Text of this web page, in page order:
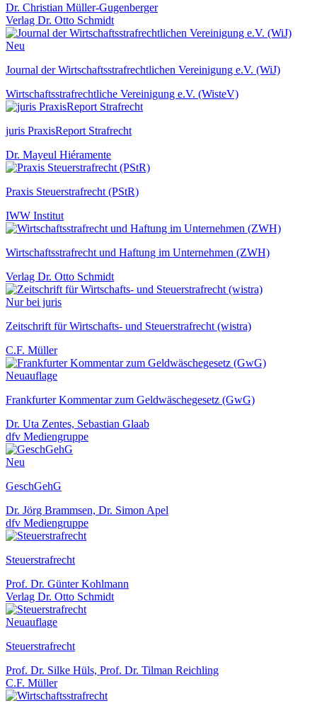
Dr. Christian Müller-Gugenberger
Verlag Dr. Otto Schmidt
Neu
Journal der Wirtschaftsstrafrechtlichen Vereinigung e.V. (WiJ)
Wirtschaftsstrafrechtliche Vereinigung e.V. (WisteV)
juris PraxisReport Strafrecht
Dr. Mayeul Hiéramente
Praxis Steuerstrafrecht (PStR)
IWW Institut
Wirtschaftsstrafrecht und Haftung im Unternehmen (ZWH)
Verlag Dr. Otto Schmidt
Nur bei juris
Zeitschrift für Wirtschafts- und Steuerstrafrecht (wistra)
C.F. Müller
Neuauflage
Frankfurter Kommentar zum Geldwäschegesetz (GwG)
Dr. Uta Zentes, Sebastian Glaab
dfv Mediengruppe
Neu
GeschGehG
Dr. Jörg Brammsen, Dr. Simon Apel
dfv Mediengruppe
Steuerstrafrecht
Prof. Dr. Günter Kohlmann
Verlag Dr. Otto Schmidt
Neuauflage
Steuerstrafrecht
Prof. Dr. Silke Hüls, Prof. Dr. Tilman Reichling
C.F. Müller